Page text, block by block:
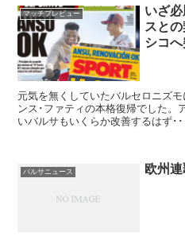
マッチプレビュー
いざ
スと
シコ
元気を無くしていたバルセロニズ
ンス･ファティの本格復帰でした。
いバルサもいくらか改善するはず･
ってみせた。今やタイトル獲得も
バルサニュース 欧州